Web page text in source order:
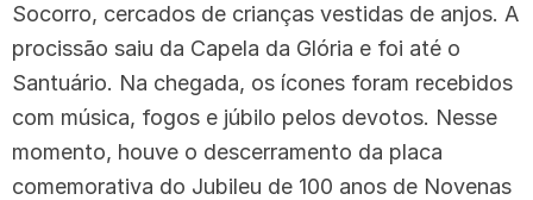
Socorro, cercados de crianças vestidas de anjos. A
procissão saiu da Capela da Glória e foi até o
Santuário. Na chegada, os ícones foram recebidos
com música, fogos e júbilo pelos devotos. Nesse
momento, houve o descerramento da placa
comemorativa do Jubileu de 100 anos de Novenas